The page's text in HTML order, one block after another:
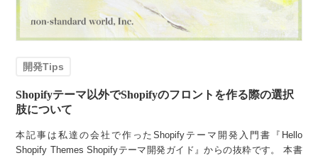
開発Tips
Shopifyテーマ以外でShopifyのフロントを作る際の選択
肢について
本記事は私達の会社で作ったShopifyテーマ開発入門書『Hello
Shopify Themes Shopifyテーマ開発ガイド』からの抜粋です。 本書